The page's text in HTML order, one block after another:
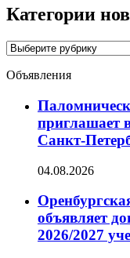
Категории
Категории
Объявления
приглашает
Санкт-
04.08.2026
объявляет
2026/2027